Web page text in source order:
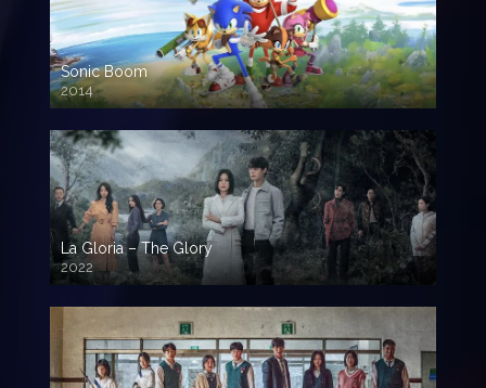
Sonic Boom
2014
La Gloria – The Glory
2022